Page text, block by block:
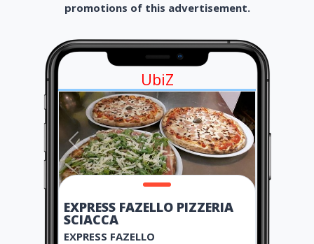
promotions of this advertisement.
UbiZ
EXPRESS FAZELLO PIZZERIA
SCIACCA
EXPRESS FAZELLO